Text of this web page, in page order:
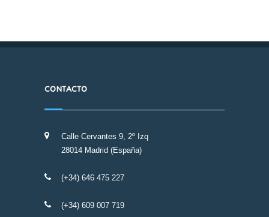
CONTACTO
Calle Cervantes 9, 2º Izq
28014 Madrid (España)
(+34) 646 475 227
(+34) 609 007 719